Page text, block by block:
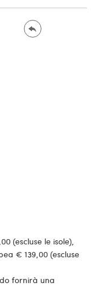
(escluse le isole),
€ 139,00 (escluse
fornirà una